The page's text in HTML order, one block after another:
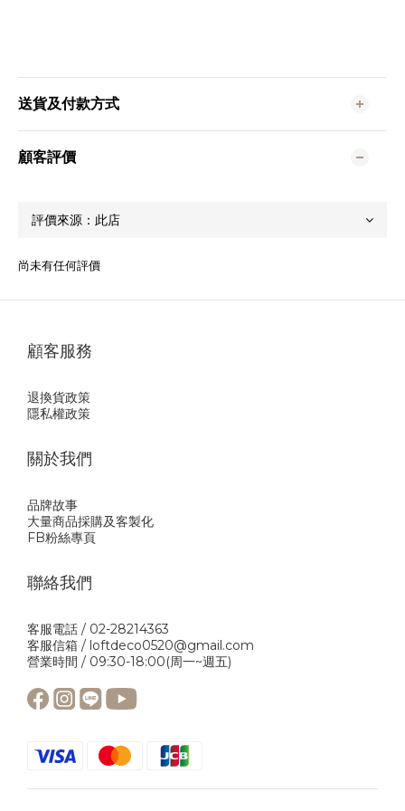
送貨及付款方式
顧客評價
尚未有任何評價
顧客服務
退換貨政策
隱私權政策
關於我們
品牌故事
大量商品採購及客製化
FB粉絲專頁
聯絡我們
客服電話 / 02-28214363
客服信箱 / loftdeco0520@gmail.com
營業時間 / 09:30-18:00(周一~週五)